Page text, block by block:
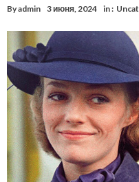
Byadmin 3 июня, 2024 in :